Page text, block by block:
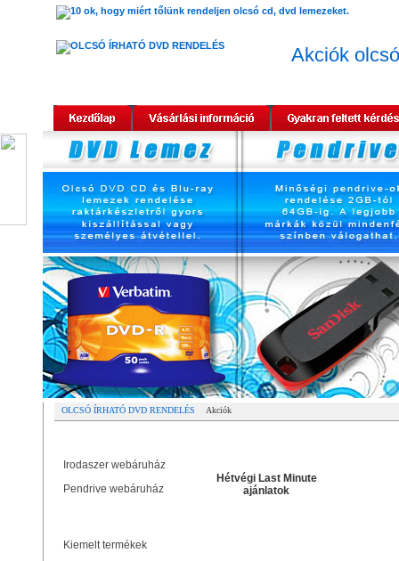
Akciók
OLCSÓ ÍRHATÓ DVD RENDELÉS Akciók
Irodaszer webáruház
Pendrive webáruház
Kiemelt termékek
Hétvégi Last Minute
ajánlatok